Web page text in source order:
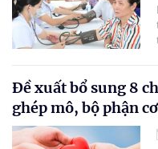
Đề xuất bổ sung 8
ghép mô, bộ phận